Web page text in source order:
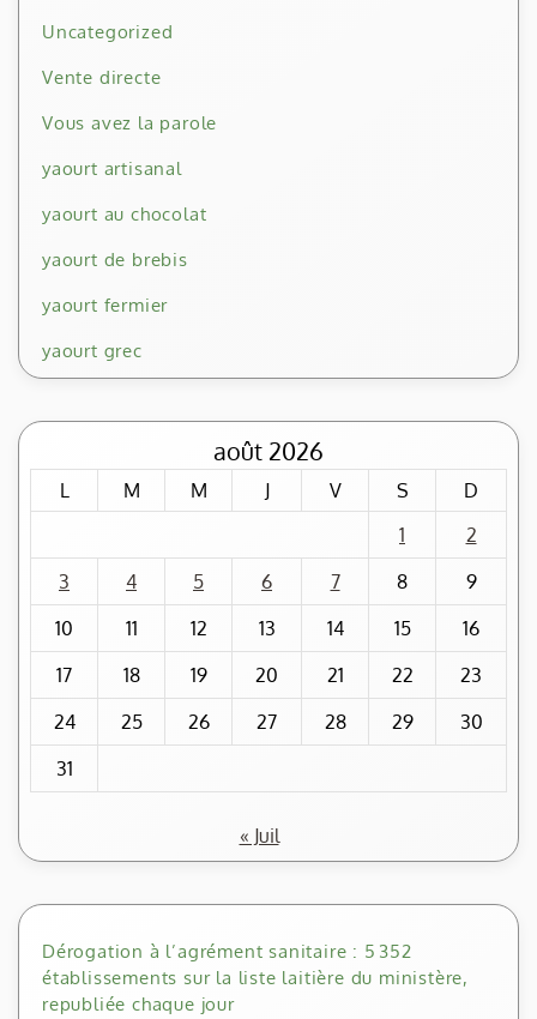
Uncategorized
Vente directe
Vous avez la parole
yaourt artisanal
yaourt au chocolat
yaourt de brebis
yaourt fermier
yaourt grec
août 2026
L M M J V S
D
1
2
3
4 5 6 7 8
9
10
11 12 13 14 15
16
17
18 19 20 21 22
23
24
25 26 27 28 29
30
31
« Juil
Dérogation à l’agrément sanitaire : 5 352
établissements sur la liste laitière du ministère,
republiée chaque jour